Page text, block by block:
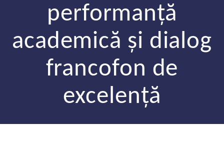
performanță
academică și dialog
francofon de
excelență